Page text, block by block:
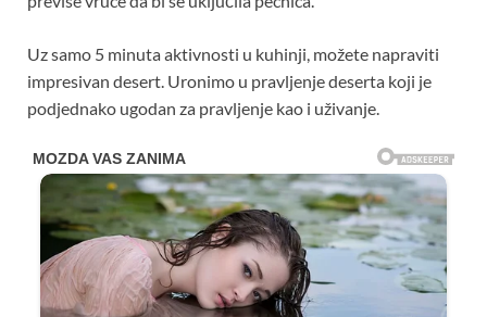
Uz samo 5 minuta aktivnosti u kuhinji, možete napraviti
impresivan desert. Uronimo u pravljenje deserta koji je
podjednako ugodan za pravljenje kao i uživanje.